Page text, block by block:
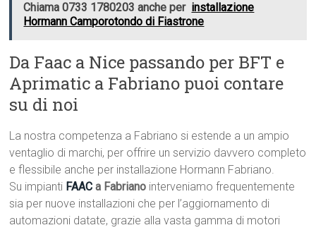
Chiama 0733 1780203 anche per installazione
Hormann Camporotondo di Fiastrone
Da Faac a Nice passando per BFT e
Aprimatic a Fabriano puoi contare
su di noi
La nostra competenza a Fabriano si estende a un ampio
ventaglio di marchi, per offrire un servizio davvero completo
e flessibile anche per installazione Hormann Fabriano.
Su impianti FAAC a Fabriano interveniamo frequentemente
sia per nuove installazioni che per l’aggiornamento di
automazioni datate, grazie alla vasta gamma di motori